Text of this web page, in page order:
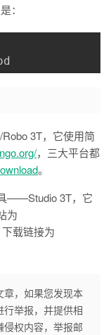
：
3T，它使用简
，三大平台都
。
——Studio 3T，它
为
载链接为
章，如果您发现本
行举报，并提供相
侵权内容，举报邮